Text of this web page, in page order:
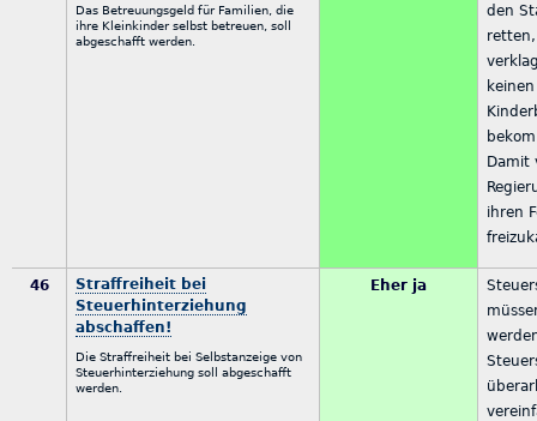
Das Betreuungsgeld für Familien, die
ihre Kleinkinder selbst betreuen, soll
abgeschafft werden.
den
Damit
ihren
46
Straffreiheit bei
Steuerhinterziehung
abschaffen!
Die Straffreiheit bei Selbstanzeige von
Steuerhinterziehung soll abgeschafft
werden.
Eher ja